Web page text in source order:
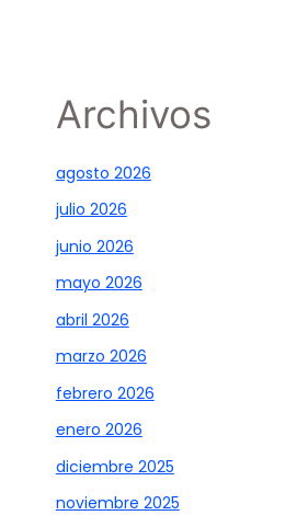
Archivos
agosto 2026
julio 2026
junio 2026
mayo 2026
abril 2026
marzo 2026
febrero 2026
enero 2026
diciembre 2025
noviembre 2025